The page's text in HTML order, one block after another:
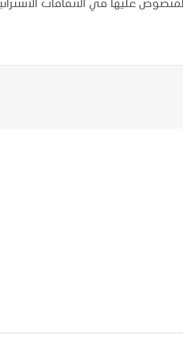
عليها في الاتفاقات